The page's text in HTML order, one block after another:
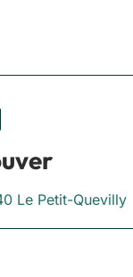
Le Petit-Quevilly